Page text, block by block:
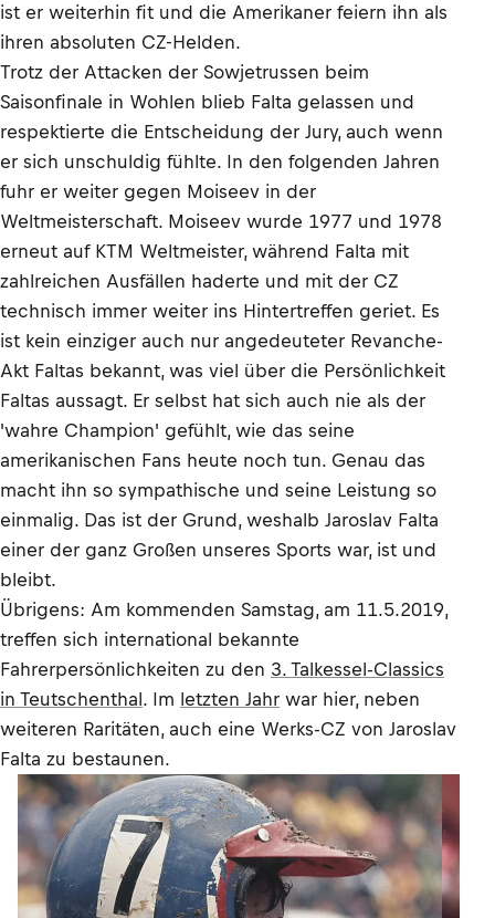
ist er weiterhin fit und die Amerikaner feiern ihn als
ihren absoluten CZ-Helden.
Trotz der Attacken der Sowjetrussen beim
Saisonfinale in Wohlen blieb Falta gelassen und
respektierte die Entscheidung der Jury, auch wenn
er sich unschuldig fühlte. In den folgenden Jahren
fuhr er weiter gegen Moiseev in der
Weltmeisterschaft. Moiseev wurde 1977 und 1978
erneut auf KTM Weltmeister, während Falta mit
zahlreichen Ausfällen haderte und mit der CZ
technisch immer weiter ins Hintertreffen geriet. Es
ist kein einziger auch nur angedeuteter Revanche-
Akt Faltas bekannt, was viel über die Persönlichkeit
Faltas aussagt. Er selbst hat sich auch nie als der
'wahre Champion' gefühlt, wie das seine
amerikanischen Fans heute noch tun. Genau das
macht ihn so sympathische und seine Leistung so
einmalig. Das ist der Grund, weshalb Jaroslav Falta
einer der ganz Großen unseres Sports war, ist und
bleibt.
Übrigens: Am kommenden Samstag, am 11.5.2019,
treffen sich international bekannte
Fahrerpersönlichkeiten zu den 3. Talkessel-Classics
in Teutschenthal. Im letzten Jahr war hier, neben
weiteren Raritäten, auch eine Werks-CZ von Jaroslav
Falta zu bestaunen.